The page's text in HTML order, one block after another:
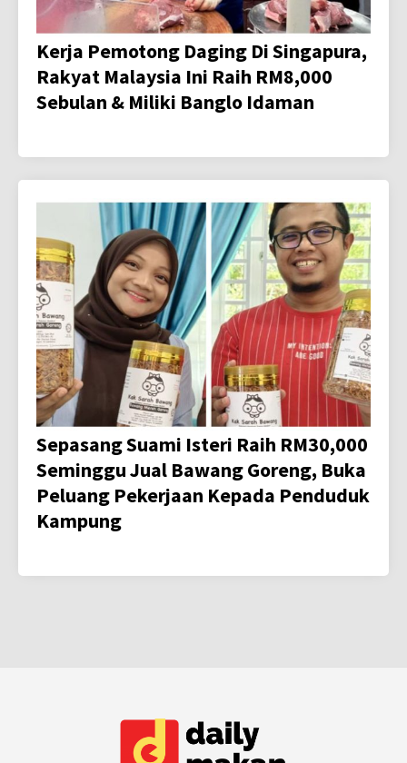
Kerja Pemotong Daging Di Singapura,
Rakyat Malaysia Ini Raih RM8,000
Sebulan & Miliki Banglo Idaman
Sepasang Suami Isteri Raih RM30,000
Seminggu Jual Bawang Goreng, Buka
Peluang Pekerjaan Kepada Penduduk
Kampung